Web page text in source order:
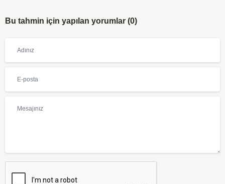
Bu tahmin için yapılan yorumlar (0)